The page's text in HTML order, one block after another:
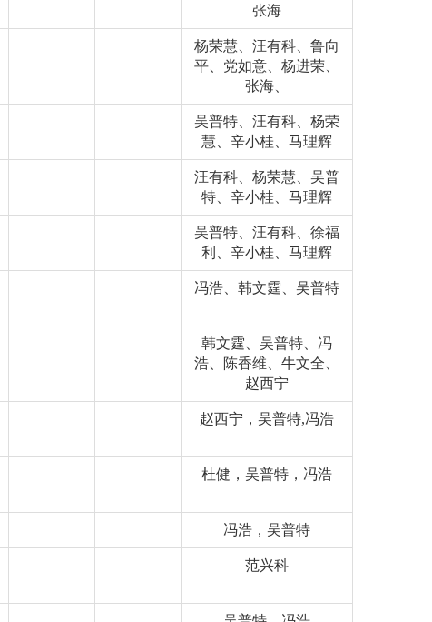
张海
杨荣慧、汪有科、鲁向
平、党如意、杨进荣、
张海、
吴普特、汪有科、杨荣
慧、辛小桂、马理辉
汪有科、杨荣慧、吴普
特、辛小桂、马理辉
吴普特、汪有科、徐福
利、辛小桂、马理辉
冯浩、韩文霆、吴普特
韩文霆、吴普特、冯
浩、陈香维、牛文全、
赵西宁
赵西宁，吴普特,冯浩
杜健，吴普特，冯浩
冯浩，吴普特
范兴科